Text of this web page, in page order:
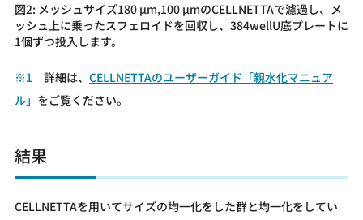
図2: メッシュサイズ180 µm,100 µmのCELLNETTAで濾過し、メ
ッシュ上に乗ったスフェロイドを回収し、384wellU底プレートに
1個ずつ投入します。
※1 詳細は、 CELLNETTAのユーザーガイド「親水化マニュア
ル」 をご覧ください。
結果
CELLNETTAを用いてサイズの均一化をした群と均一化をしてい